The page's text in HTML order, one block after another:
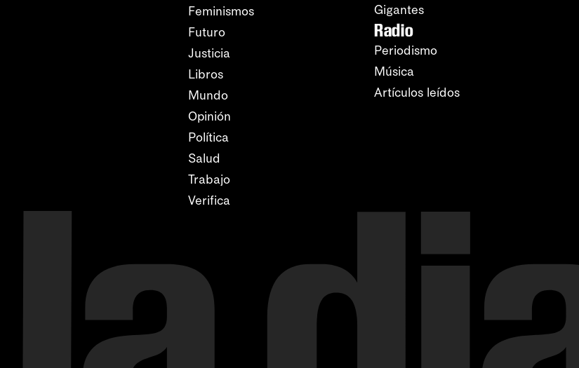
Feminismos
Futuro
Justicia
Libros
Mundo
Opinión
Política
Salud
Trabajo
Verifica
Gigantes
Radio
Periodismo
Música
Artículos leídos